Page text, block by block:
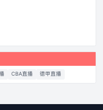
CBA直播 德甲直播